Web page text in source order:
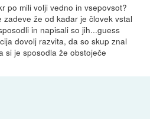
po mili volji vedno in vsepovsot?
že od kadar je človek vstal
in napisali so jih...guess
dovolj razvita, da so skup znal
si je sposodla že obstoječe